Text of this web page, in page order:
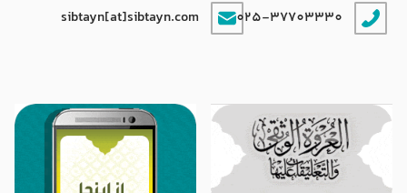
025-37703330
sibtayn[at]sibtayn.com